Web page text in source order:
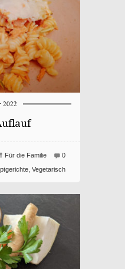
2022
0
Für die Familie
, Vegetarisch